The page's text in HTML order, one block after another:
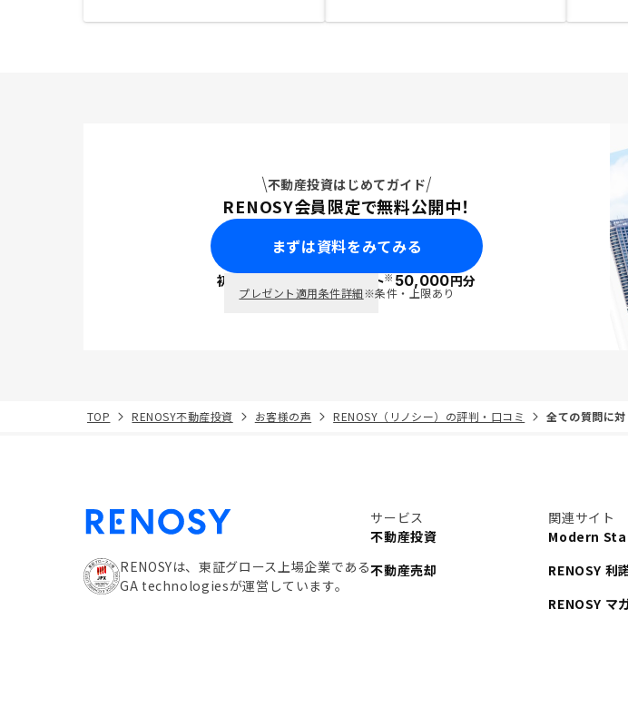
不動産投資はじめてガイド
RENOSY会員限定で無料公開中！
まずは資料をみてみる
初回面談で ポイント※50,000円分
プレゼント適用条件詳細※条件・上限あり
TOP RENOSY不動産投資 お客様の声 RENOSY（リノシー）の評判・口コミ 全ての質問に
RENOSYは、東証グロース上場企業である
GA technologiesが運営しています。
サービス
不動産投資
不動産売却
関連サイト
Modern
RENOSY 利
RENOSY マ